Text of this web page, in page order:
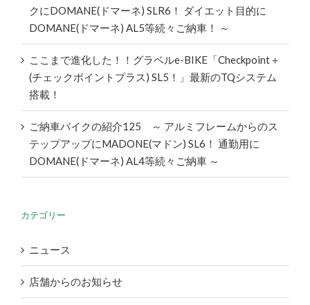
クにDOMANE(ドマーネ) SLR6！ ダイエット目的に
DOMANE(ドマーネ) AL5等続々ご納車！ ～
ここまで進化した！！グラベルe-BIKE「Checkpoint＋
(チェックポイントプラス) SL5！」最新のTQシステム
搭載！
ご納車バイクの紹介125 ～ アルミフレームからのス
テップアップにMADONE(マドン) SL6！ 通勤用に
DOMANE(ドマーネ) AL4等続々ご納車 ～
カテゴリー
ニュース
店舗からのお知らせ